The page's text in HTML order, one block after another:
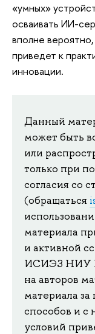
«умных»
осваивать ИИ-
вполне
приведет к
инновации.
Данный
может быть
или
только при
согласия
(обращаться
материала
и активной
ИСИЭЗ НИУ
на авторов
материала
способов и с
условий